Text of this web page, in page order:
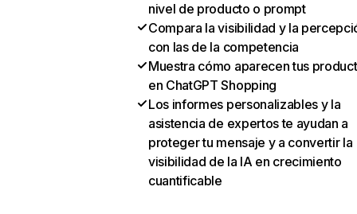
nivel de producto o prompt
Compara la visibilidad y la
con las de la competencia
Muestra cómo aparecen tus
en ChatGPT Shopping
Los informes personalizables y la
asistencia de expertos te ayudan a
proteger tu mensaje y a convertir la
visibilidad de la IA en crecimiento
cuantificable